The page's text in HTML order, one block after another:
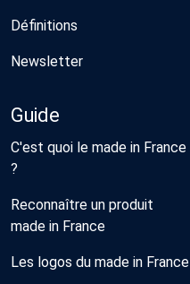
Définitions
Newsletter
Guide
C'est quoi le made in France
?
Reconnaître un produit
made in France
Les logos du made in France